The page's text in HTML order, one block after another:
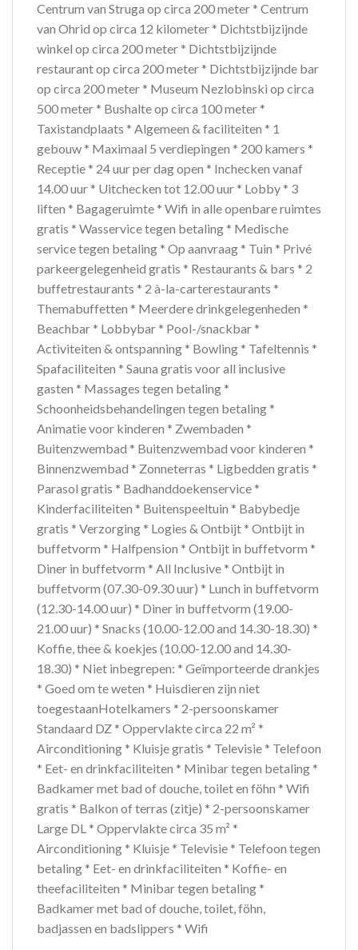
Centrum van Struga op circa 200 meter * Centrum
van Ohrid op circa 12 kilometer * Dichtstbijzijnde
winkel op circa 200 meter * Dichtstbijzijnde
restaurant op circa 200 meter * Dichtstbijzijnde bar
op circa 200 meter * Museum Nezlobinski op circa
500 meter * Bushalte op circa 100 meter *
Taxistandplaats * Algemeen & faciliteiten * 1
gebouw * Maximaal 5 verdiepingen * 200 kamers *
Receptie * 24 uur per dag open * Inchecken vanaf
14.00 uur * Uitchecken tot 12.00 uur * Lobby * 3
liften * Bagageruimte * Wifi in alle openbare ruimtes
gratis * Wasservice tegen betaling * Medische
service tegen betaling * Op aanvraag * Tuin * Privé
parkeergelegenheid gratis * Restaurants & bars * 2
buffetrestaurants * 2 à-la-carterestaurants *
Themabuffetten * Meerdere drinkgelegenheden *
Beachbar * Lobbybar * Pool-/snackbar *
Activiteiten & ontspanning * Bowling * Tafeltennis *
Spafaciliteiten * Sauna gratis voor all inclusive
gasten * Massages tegen betaling *
Schoonheidsbehandelingen tegen betaling *
Animatie voor kinderen * Zwembaden *
Buitenzwembad * Buitenzwembad voor kinderen *
Binnenzwembad * Zonneterras * Ligbedden gratis *
Parasol gratis * Badhanddoekenservice *
Kinderfaciliteiten * Buitenspeeltuin * Babybedje
gratis * Verzorging * Logies & Ontbijt * Ontbijt in
buffetvorm * Halfpension * Ontbijt in buffetvorm *
Diner in buffetvorm * All Inclusive * Ontbijt in
buffetvorm (07.30-09.30 uur) * Lunch in buffetvorm
(12.30-14.00 uur) * Diner in buffetvorm (19.00-
21.00 uur) * Snacks (10.00-12.00 and 14.30-18.30) *
Koffie, thee & koekjes (10.00-12.00 and 14.30-
18.30) * Niet inbegrepen: * Geïmporteerde drankjes
* Goed om te weten * Huisdieren zijn niet
toegestaanHotelkamers * 2-persoonskamer
Standaard DZ * Oppervlakte circa 22 m² *
Airconditioning * Kluisje gratis * Televisie * Telefoon
* Eet- en drinkfaciliteiten * Minibar tegen betaling *
Badkamer met bad of douche, toilet en föhn * Wifi
gratis * Balkon of terras (zitje) * 2-persoonskamer
Large DL * Oppervlakte circa 35 m² *
Airconditioning * Kluisje * Televisie * Telefoon tegen
betaling * Eet- en drinkfaciliteiten * Koffie- en
theefaciliteiten * Minibar tegen betaling *
Badkamer met bad of douche, toilet, föhn,
badjassen en badslippers * Wifi